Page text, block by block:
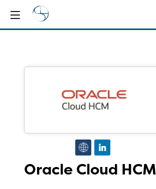
Oracle Cloud HCM